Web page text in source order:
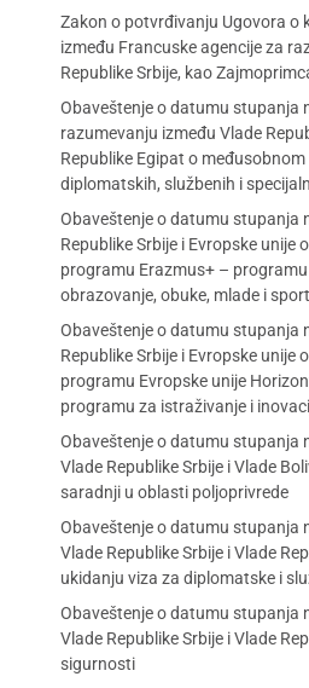
Zakon o potvrđivanju Ugovora o
između Francuske agencije za
Republike Srbije, kao
Obaveštenje o datumu stupanja
razumevanju između Vlade
Republike Egipat o
diplomatskih, službenih i
Obaveštenje o datumu stupanja
Republike Srbije i Evropske unije
programu Erazmus+ –
obrazovanje, obuke, mlade i sport
Obaveštenje o datumu stupanja
Republike Srbije i Evropske unije
programu Evropske unije
programu za istraživanje i
Obaveštenje o datumu stupanja
Vlade Republike Srbije i Vlade
saradnji u oblasti poljoprivrede
Obaveštenje o datumu stupanja
Vlade Republike Srbije i Vlade
ukidanju viza za diplomatske i
Obaveštenje o datumu stupanja
Vlade Republike Srbije i Vlade
sigurnosti